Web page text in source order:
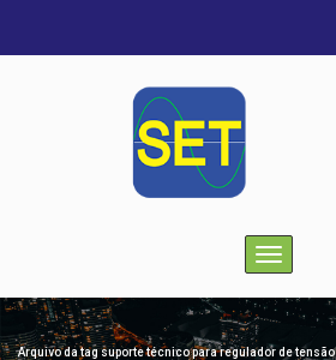
Toggle
navigation
Arquivo da tagsuporte técnico para regulador de tensão